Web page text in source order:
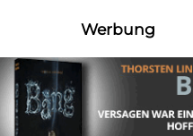
Werbung